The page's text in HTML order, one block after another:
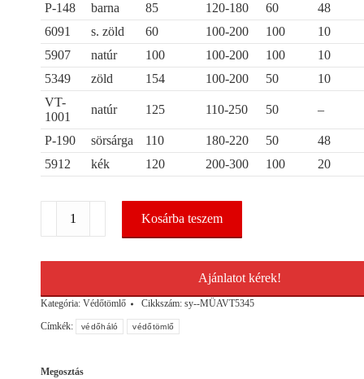
P-148
barna 85 120-180 60
48
6091
s. zöld 60 100-200 100
10
5907
natúr 100 100-200 100
10
5349
zöld 154 100-200 50
10
VT-
1001
natúr 125 110-250 50 –
P-190 sörsárga 110 180-220 50
48
5912
kék 120 200-300 100 20
mennyiség
Kosárba teszem
Ajánlatot kérek!
Kategória: Védőtömlő Cikkszám: sy--MÜAVT5345
Címkék:
védőháló védőtömlő
Megosztás